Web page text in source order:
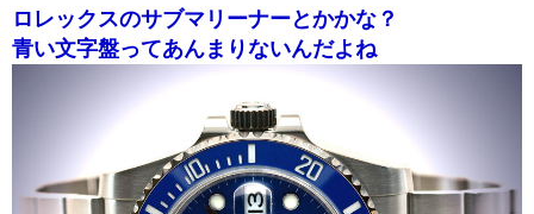
ロレックスのサブマリーナーとかかな？
青い文字盤ってあんまりないんだよね